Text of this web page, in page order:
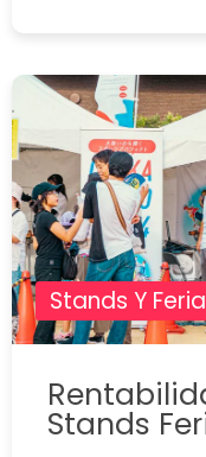
Stands Y
Stands